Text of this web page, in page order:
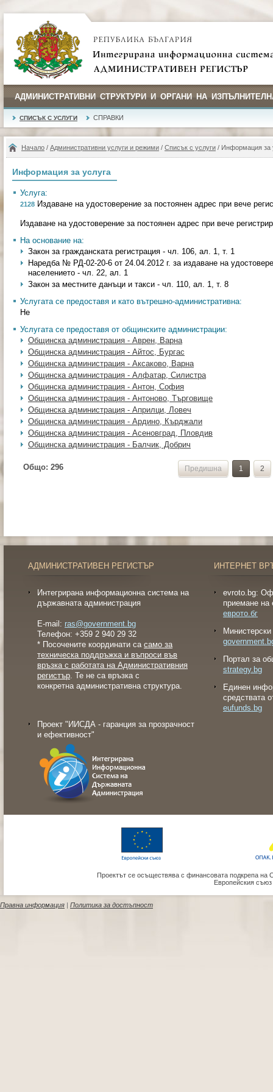
АДМИНИСТРАТИВНИ СТРУКТУРИ И ОРГАНИ НА
СПИСЪК С УСЛУГИ СПРАВКИ
Начало / Административни услуги и режими / Списък с услуги / Информация за
Информация за услуга
Услуга:
2128 Издаване на удостоверение за постоянен адрес при вече
Издаване на удостоверение за постоянен адрес при вече
На основание на:
Закон за гражданската регистрация - чл. 106, ал. 1, т. 1
Наредба № РД-02-20-6 от 24.04.2012 г. за издаване на
населението - чл. 22, ал. 1
Закон за местните данъци и такси - чл. 110, ал. 1, т. 8
Услугата се предоставя и като вътрешно-административна:
Не
Услугата се предоставя от общинските администрации:
Общинска администрация - Аврен, Варна
Общинска администрация - Айтос, Бургас
Общинска администрация - Аксаково, Варна
Общинска администрация - Алфатар, Силистра
Общинска администрация - Антон, София
Общинска администрация - Антоново, Търговище
Общинска администрация - Априлци, Ловеч
Общинска администрация - Ардино, Кърджали
Общинска администрация - Асеновград, Пловдив
Общинска администрация - Балчик, Добрич
Общо: 296 Предишна 1 2
АДМИНИСТРАТИВЕН РЕГИСТЪР
Интегрирана информационна система на
държавната администрация
E-mail: ras@government.bg
Телефон: +359 2 940 29 32
* Посочените координати са само за
техническа поддръжка и въпроси във
връзка с работата на Административния
регистър. Те не са връзка с
конкретна административна структура.
Проект "ИИСДА - гаранция за прозрачност
и ефективност"
ИНТЕРНЕТ
evroto.bg:
приемане на
еврото.бг
Портал за
strategy.bg
Eдинен
средствата
eufunds.bg
Проектът се осъществява с финансовата подкрепа на
Европейския
Правна информация | Политика за достъпност